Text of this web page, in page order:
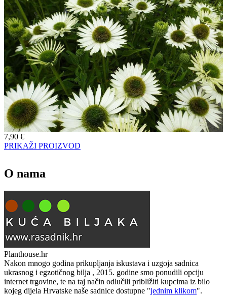
7,90 €
PRIKAŽI PROIZVOD
O nama
Planthouse.hr
Nakon mnogo godina prikupljanja iskustava i uzgoja sadnica
ukrasnog i egzotičnog bilja , 2015. godine smo ponudili opciju
internet trgovine, te na taj način odlučili približiti kupcima iz bilo
kojeg dijela Hrvatske naše sadnice dostupne "jednim klikom".